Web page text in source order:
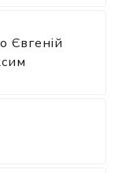
Євгеній